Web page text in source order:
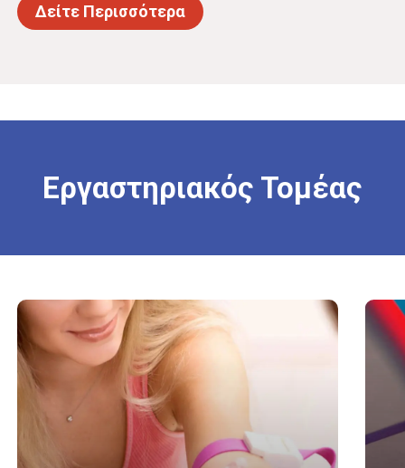
Δείτε Περισσότερα
Εργαστηριακός Τομέας